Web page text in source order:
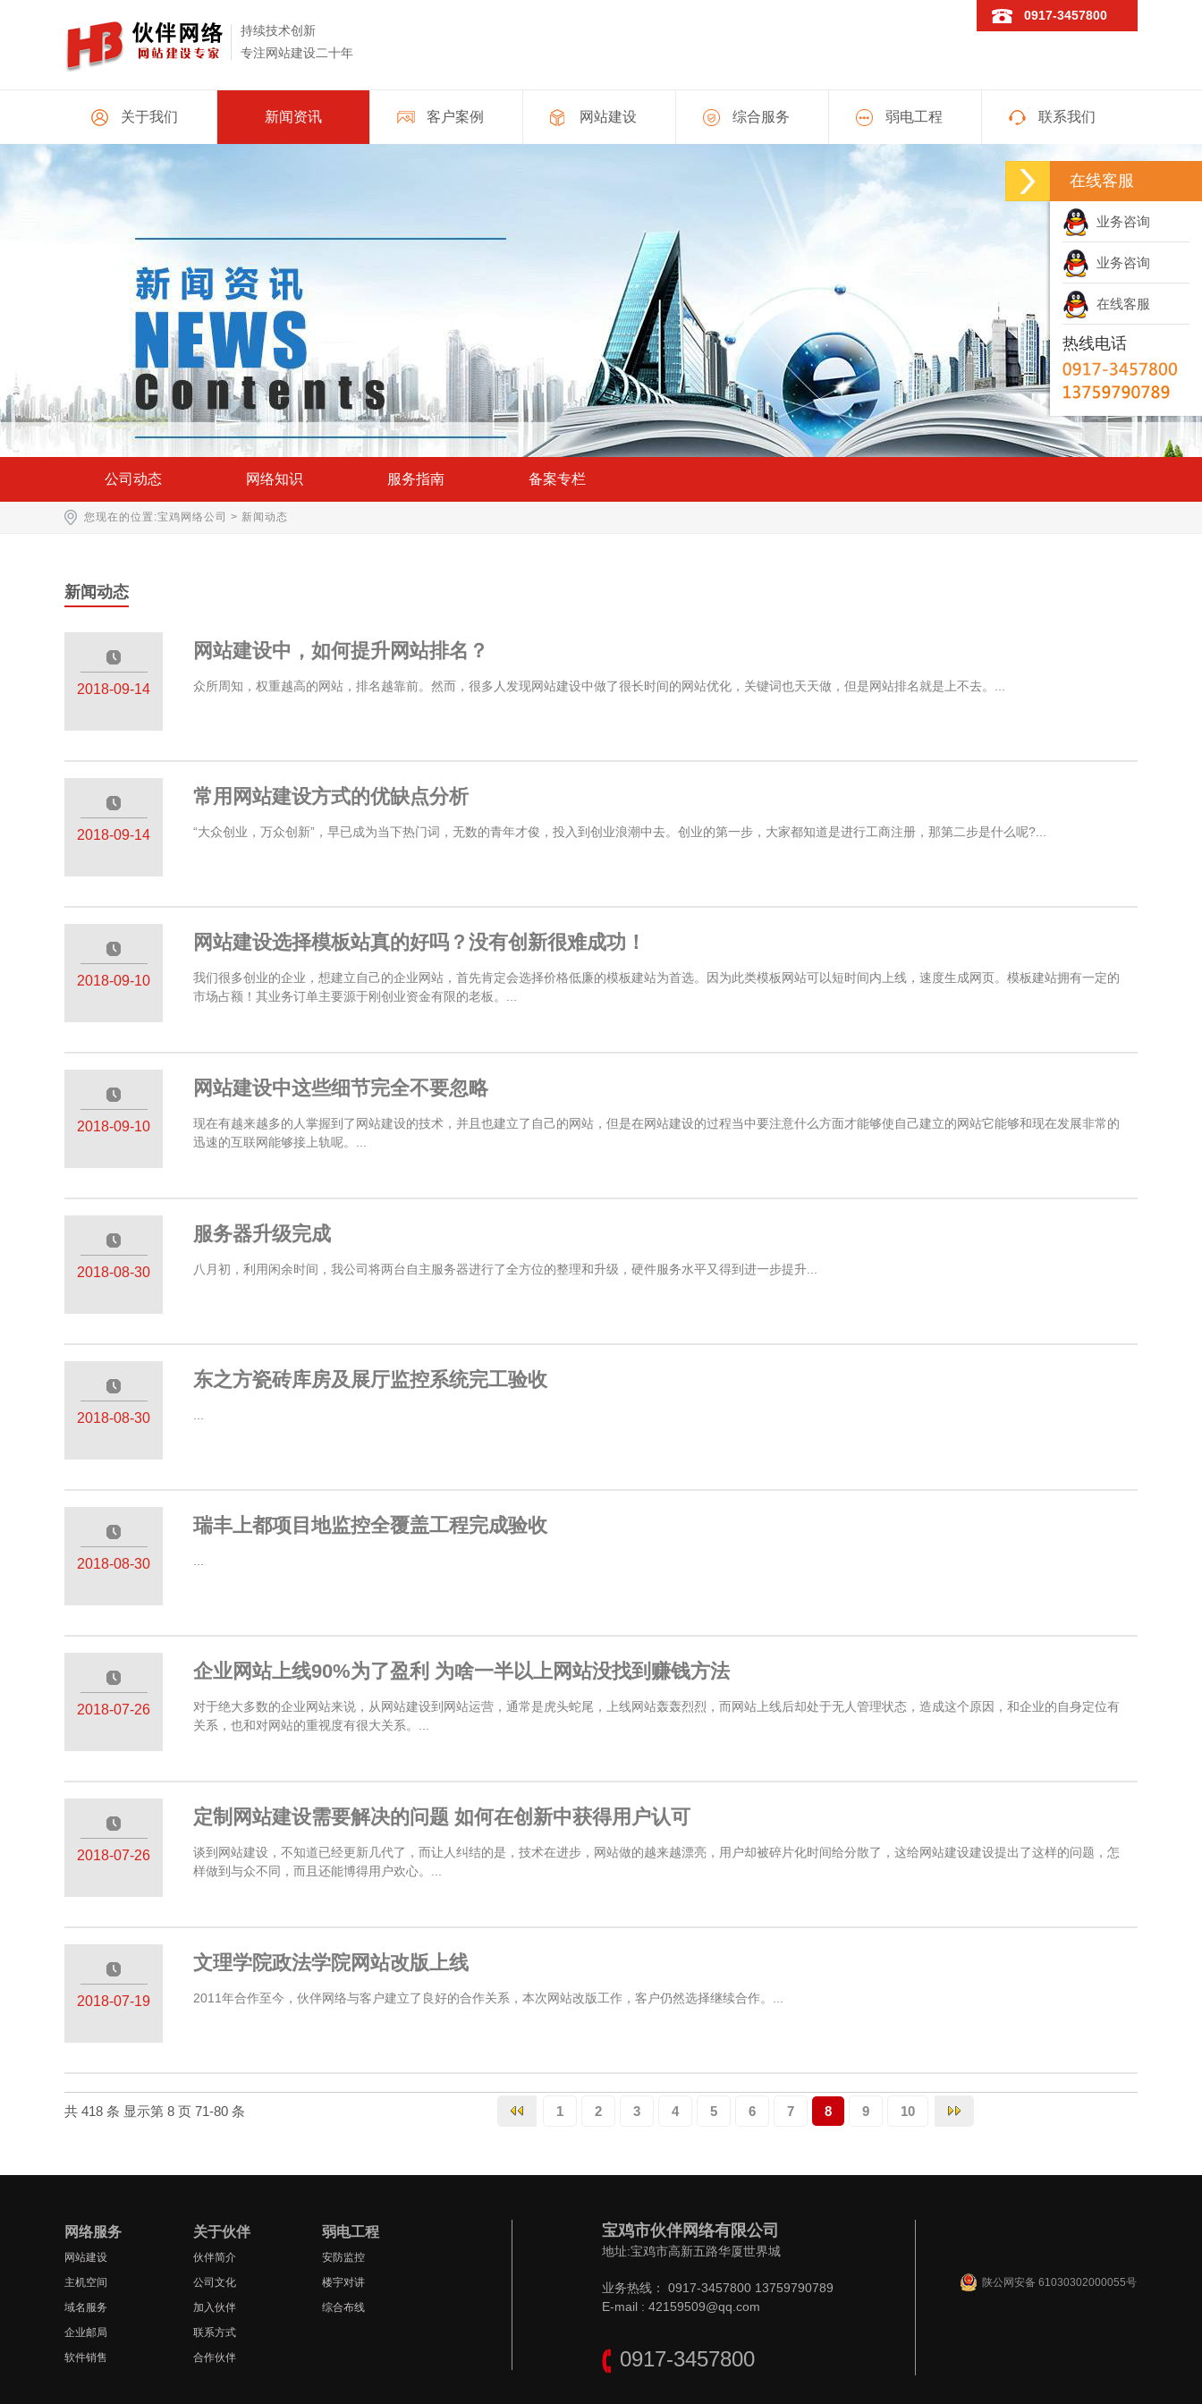
持续技术创新
专注网站建设二十年
0917-3457800
在线客服
业务咨询
业务咨询
在线客服
热线电话
关于我们 新闻资讯 客户案例 网站建设 综合服务 弱电工程 联系我们
公司动态 网络知识 服务指南 备案专栏
您现在的位置:宝鸡网络公司 > 新闻动态
新闻动态
—————
2018-09-14
网站建设中，如何提升网站排名？
众所周知，权重越高的网站，排名越靠前。然而，很多人发现网站建设中做了很长时间的网站优化，关键词也天天做，但是网站排名就是上不去。...
—————
2018-09-14
常用网站建设方式的优缺点分析
“大众创业，万众创新”，早已成为当下热门词，无数的青年才俊，投入到创业浪潮中去。创业的第一步，大家都知道是进行工商注册，那第二步是什么呢?...
—————
2018-09-10
网站建设选择模板站真的好吗？没有创新很难成功！
我们很多创业的企业，想建立自己的企业网站，首先肯定会选择价格低廉的模板建站为首选。因为此类模板网站可以短时间内上线，速度生成网页。模板建站拥有一定的
市场占额！其业务订单主要源于刚创业资金有限的老板。...
—————
2018-09-10
网站建设中这些细节完全不要忽略
现在有越来越多的人掌握到了网站建设的技术，并且也建立了自己的网站，但是在网站建设的过程当中要注意什么方面才能够使自己建立的网站它能够和现在发展非常的
迅速的互联网能够接上轨呢。...
—————
2018-08-30
服务器升级完成
八月初，利用闲余时间，我公司将两台自主服务器进行了全方位的整理和升级，硬件服务水平又得到进一步提升...
—————
2018-08-30
东之方瓷砖库房及展厅监控系统完工验收
—————
2018-08-30
瑞丰上都项目地监控全覆盖工程完成验收
—————
2018-07-26
企业网站上线90%为了盈利 为啥一半以上网站没找到赚钱方法
对于绝大多数的企业网站来说，从网站建设到网站运营，通常是虎头蛇尾，上线网站轰轰烈烈，而网站上线后却处于无人管理状态，造成这个原因，和企业的自身定位有
关系，也和对网站的重视度有很大关系。...
—————
2018-07-26
定制网站建设需要解决的问题 如何在创新中获得用户认可
谈到网站建设，不知道已经更新几代了，而让人纠结的是，技术在进步，网站做的越来越漂亮，用户却被碎片化时间给分散了，这给网站建设建设提出了这样的问题，怎
样做到与众不同，而且还能博得用户欢心。...
—————
2018-07-19
文理学院政法学院网站改版上线
2011年合作至今，伙伴网络与客户建立了良好的合作关系，本次网站改版工作，客户仍然选择继续合作。...
共 418 条 显示第 8 页 71-80 条 1 2 3 4 5 6 7 8 9 10
网络服务
网站建设
主机空间
域名服务
企业邮局
软件销售
关于伙伴
伙伴简介
公司文化
加入伙伴
联系方式
合作伙伴
弱电工程
安防监控
楼宇对讲
综合布线
宝鸡市伙伴网络有限公司
地址:宝鸡市高新五路华厦世界城
业务热线： 0917-3457800 13759790789
E-mail : 42159509@qq.com
0917-3457800
陕公网安备 61030302000055号